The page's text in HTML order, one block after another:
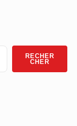
RECHER
CHER